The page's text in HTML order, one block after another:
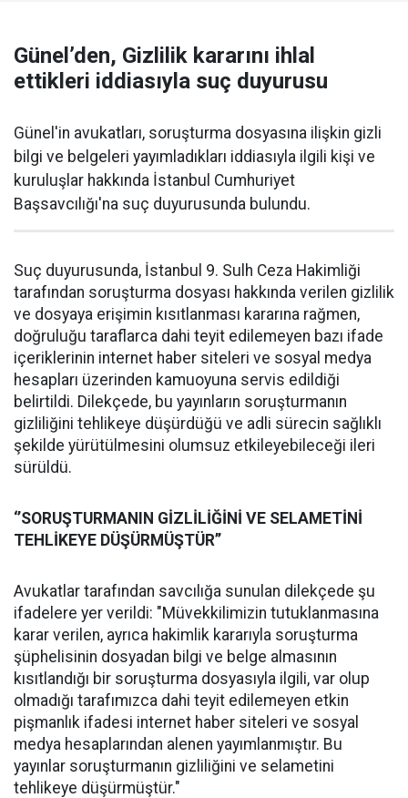
Günel’den, Gizlilik kararını ihlal
ettikleri iddiasıyla suç duyurusu
Günel'in avukatları, soruşturma dosyasına ilişkin gizli
bilgi ve belgeleri yayımladıkları iddiasıyla ilgili kişi ve
kuruluşlar hakkında İstanbul Cumhuriyet
Başsavcılığı'na suç duyurusunda bulundu.
Suç duyurusunda, İstanbul 9. Sulh Ceza Hakimliği
tarafından soruşturma dosyası hakkında verilen gizlilik
ve dosyaya erişimin kısıtlanması kararına rağmen,
doğruluğu taraflarca dahi teyit edilemeyen bazı ifade
içeriklerinin internet haber siteleri ve sosyal medya
hesapları üzerinden kamuoyuna servis edildiği
belirtildi. Dilekçede, bu yayınların soruşturmanın
gizliliğini tehlikeye düşürdüğü ve adli sürecin sağlıklı
şekilde yürütülmesini olumsuz etkileyebileceği ileri
sürüldü.
‘’SORUŞTURMANIN GİZLİLİĞİNİ VE SELAMETİNİ
TEHLİKEYE DÜŞÜRMÜŞTÜR’’
Avukatlar tarafından savcılığa sunulan dilekçede şu
ifadelere yer verildi: "Müvekkilimizin tutuklanmasına
karar verilen, ayrıca hakimlik kararıyla soruşturma
şüphelisinin dosyadan bilgi ve belge almasının
kısıtlandığı bir soruşturma dosyasıyla ilgili, var olup
olmadığı tarafımızca dahi teyit edilemeyen etkin
pişmanlık ifadesi internet haber siteleri ve sosyal
medya hesaplarından alenen yayımlanmıştır. Bu
yayınlar soruşturmanın gizliliğini ve selametini
tehlikeye düşürmüştür."